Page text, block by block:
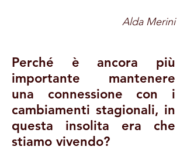
Alda Merini
Perché è ancora più
importante mantenere
una connessione con i
cambiamenti stagionali, in
questa insolita era che
stiamo vivendo?